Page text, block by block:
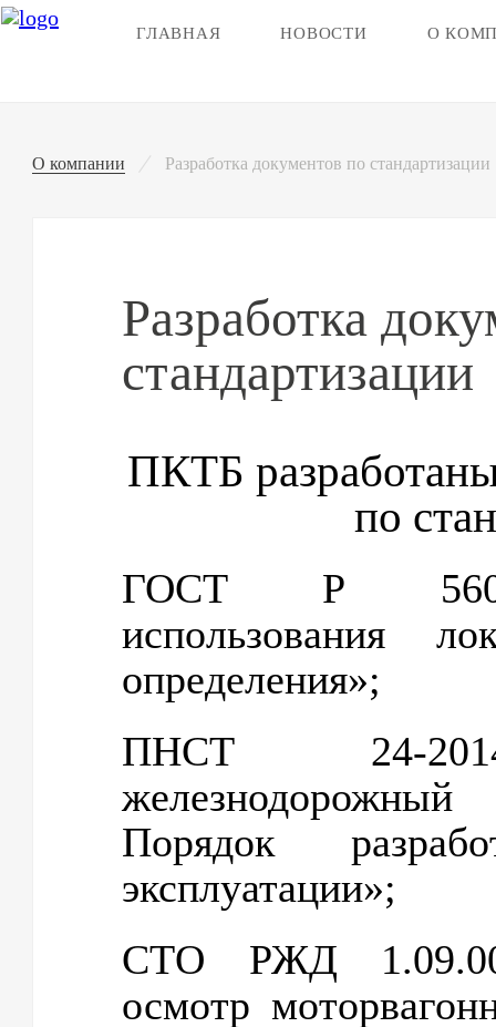
ГЛАВНАЯ НОВОСТИ О
О компании Разработка документов по стандартизации
Разработка
стандартизации
ПКТБ
по
ГОСТ Р
использования
определения»;
ПНСТ 24-
Порядок
эксплуатации»;
СТО РЖД
осмотр